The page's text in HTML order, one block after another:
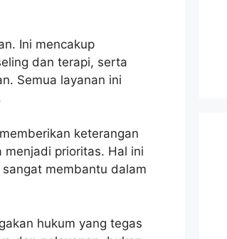
Ini mencakup
dan terapi, serta
Semua layanan ini
keterangan
prioritas. Hal ini
membantu dalam
hukum yang tegas